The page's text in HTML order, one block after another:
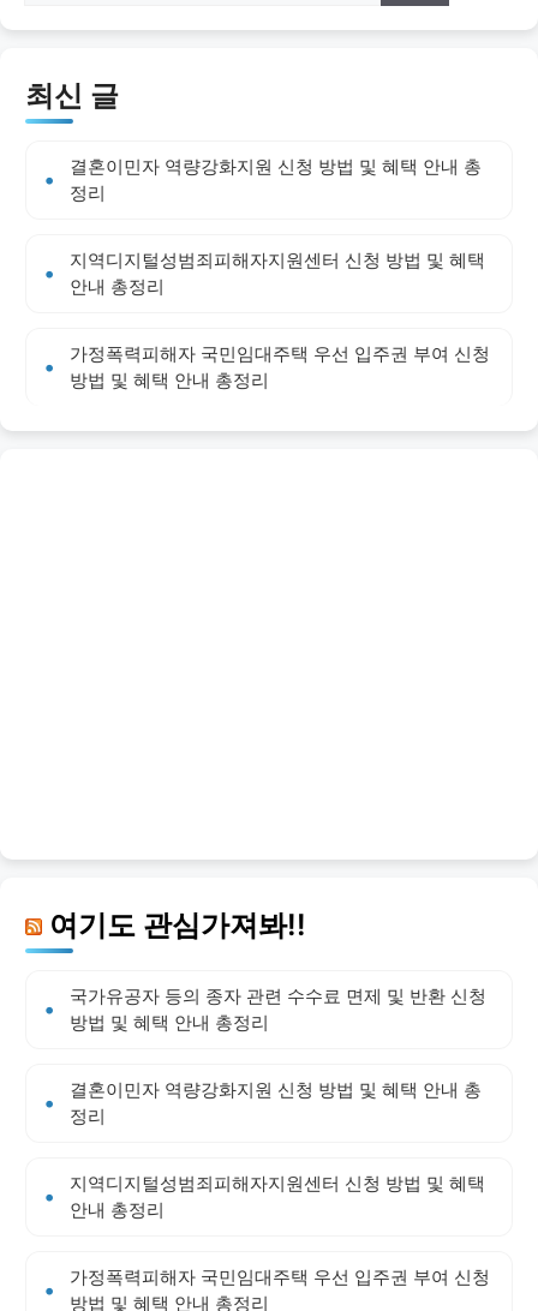
최신 글
결혼이민자 역량강화지원 신청 방법 및 혜택 안내 총
정리
지역디지털성범죄피해자지원센터 신청 방법 및 혜택
안내 총정리
가정폭력피해자 국민임대주택 우선 입주권 부여 신청
방법 및 혜택 안내 총정리
여기도 관심가져봐!!
국가유공자 등의 종자 관련 수수료 면제 및 반환 신청
방법 및 혜택 안내 총정리
결혼이민자 역량강화지원 신청 방법 및 혜택 안내 총
정리
지역디지털성범죄피해자지원센터 신청 방법 및 혜택
안내 총정리
가정폭력피해자 국민임대주택 우선 입주권 부여 신청
방법 및 혜택 안내 총정리